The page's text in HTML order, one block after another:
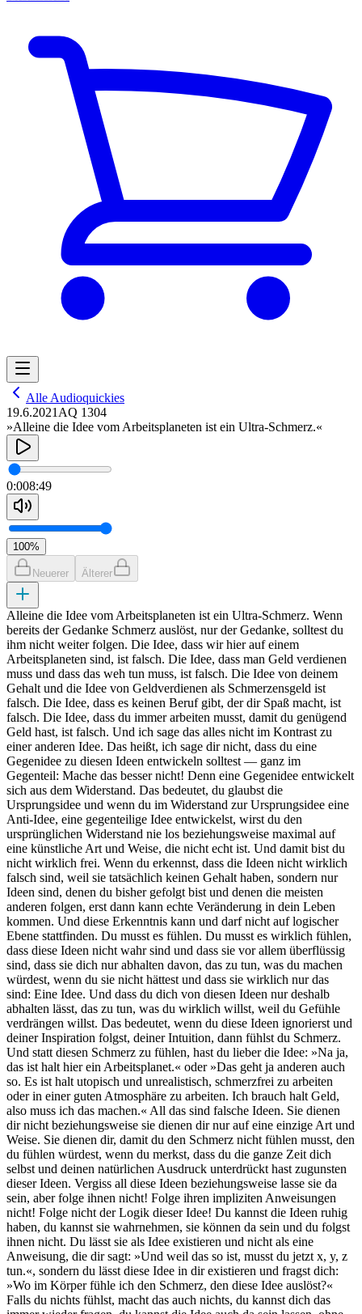
Alle Audioquickies
19.6.2021 AQ 1304
»Alleine die Idee vom Arbeitsplaneten ist ein Ultra-Schmerz.«
0:008:49
100%
Neuerer Älterer
Alleine die Idee vom Arbeitsplaneten ist ein Ultra-Schmerz. Wenn
bereits der Gedanke Schmerz auslöst, nur der Gedanke, solltest du
ihm nicht weiter folgen. Die Idee, dass wir hier auf einem
Arbeitsplaneten sind, ist falsch. Die Idee, dass man Geld verdienen
muss und dass das weh tun muss, ist falsch. Die Idee von deinem
Gehalt und die Idee von Geldverdienen als Schmerzensgeld ist
falsch. Die Idee, dass es keinen Beruf gibt, der dir Spaß macht, ist
falsch. Die Idee, dass du immer arbeiten musst, damit du genügend
Geld hast, ist falsch. Und ich sage das alles nicht im Kontrast zu
einer anderen Idee. Das heißt, ich sage dir nicht, dass du eine
Gegenidee zu diesen Ideen entwickeln solltest — ganz im
Gegenteil: Mache das besser nicht! Denn eine Gegenidee entwickelt
sich aus dem Widerstand. Das bedeutet, du glaubst die
Ursprungsidee und wenn du im Widerstand zur Ursprungsidee eine
Anti-Idee, eine gegenteilige Idee entwickelst, wirst du den
ursprünglichen Widerstand nie los beziehungsweise maximal auf
eine künstliche Art und Weise, die nicht echt ist. Und damit bist du
nicht wirklich frei. Wenn du erkennst, dass die Ideen nicht wirklich
falsch sind, weil sie tatsächlich keinen Gehalt haben, sondern nur
Ideen sind, denen du bisher gefolgt bist und denen die meisten
anderen folgen, erst dann kann echte Veränderung in dein Leben
kommen. Und diese Erkenntnis kann und darf nicht auf logischer
Ebene stattfinden. Du musst es fühlen. Du musst es wirklich fühlen,
dass diese Ideen nicht wahr sind und dass sie vor allem überflüssig
sind, dass sie dich nur abhalten davon, das zu tun, was du machen
würdest, wenn du sie nicht hättest und dass sie wirklich nur das
sind: Eine Idee. Und dass du dich von diesen Ideen nur deshalb
abhalten lässt, das zu tun, was du wirklich willst, weil du Gefühle
verdrängen willst. Das bedeutet, wenn du diese Ideen ignorierst und
deiner Inspiration folgst, deiner Intuition, dann fühlst du Schmerz.
Und statt diesen Schmerz zu fühlen, hast du lieber die Idee: »Na ja,
das ist halt hier ein Arbeitsplanet.« oder »Das geht ja anderen auch
so. Es ist halt utopisch und unrealistisch, schmerzfrei zu arbeiten
oder in einer guten Atmosphäre zu arbeiten. Ich brauch halt Geld,
also muss ich das machen.« All das sind falsche Ideen. Sie dienen
dir nicht beziehungsweise sie dienen dir nur auf eine einzige Art und
Weise. Sie dienen dir, damit du den Schmerz nicht fühlen musst, den
du fühlen würdest, wenn du merkst, dass du die ganze Zeit dich
selbst und deinen natürlichen Ausdruck unterdrückt hast zugunsten
dieser Ideen. Vergiss all diese Ideen beziehungsweise lasse sie da
sein, aber folge ihnen nicht! Folge ihren impliziten Anweisungen
nicht! Folge nicht der Logik dieser Idee! Du kannst die Ideen ruhig
haben, du kannst sie wahrnehmen, sie können da sein und du folgst
ihnen nicht. Du lässt sie als Idee existieren und nicht als eine
Anweisung, die dir sagt: »Und weil das so ist, musst du jetzt x, y, z
tun.«, sondern du lässt diese Idee in dir existieren und fragst dich:
»Wo im Körper fühle ich den Schmerz, den diese Idee auslöst?«
Falls du nichts fühlst, macht das auch nichts, du kannst dich das